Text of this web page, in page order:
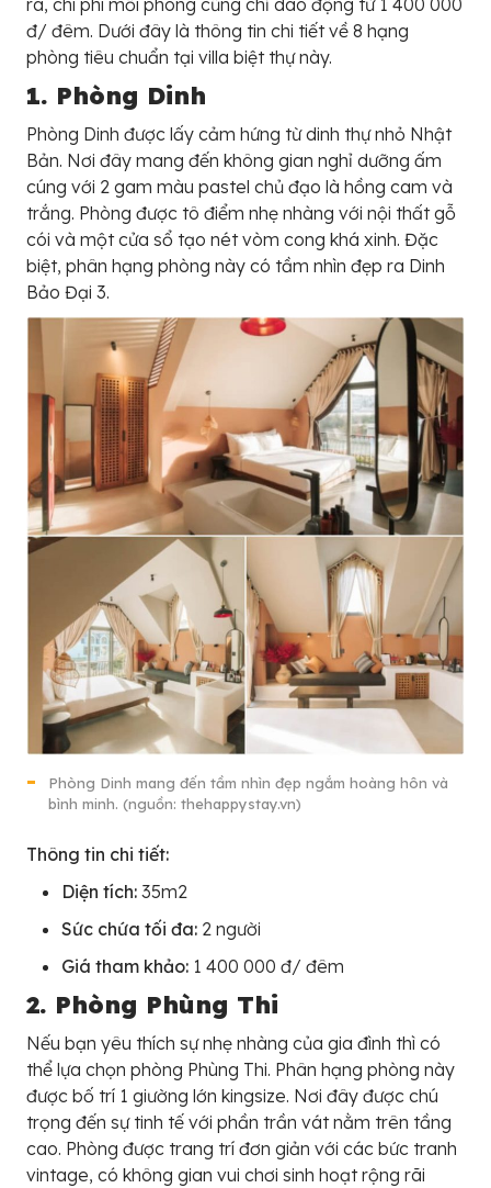
đ/ đêm. Dưới đây là thông tin chi tiết về 8 hạng
phòng tiêu chuẩn tại villa biệt thự này.
1. Phòng Dinh
Phòng Dinh được lấy cảm hứng từ dinh thự nhỏ Nhật
Bản. Nơi đây mang đến không gian nghỉ dưỡng ấm
cúng với 2 gam màu pastel chủ đạo là hồng cam và
trắng. Phòng được tô điểm nhẹ nhàng với nội thất gỗ
cói và một cửa sổ tạo nét vòm cong khá xinh. Đặc
biệt, phân hạng phòng này có tầm nhìn đẹp ra Dinh
Bảo Đại 3.
Phòng Dinh mang đến tầm nhìn đẹp ngắm hoàng hôn và
bình minh. (nguồn: thehappystay.vn)
Thông tin chi tiết:
Diện tích: 35m2
Sức chứa tối đa: 2 người
Giá tham khảo: 1 400 000 đ/ đêm
2. Phòng Phùng Thi
Nếu bạn yêu thích sự nhẹ nhàng của gia đình thì có
thể lựa chọn phòng Phùng Thi. Phân hạng phòng này
được bố trí 1 giường lớn kingsize. Nơi đây được chú
trọng đến sự tinh tế với phần trần vát nằm trên tầng
cao. Phòng được trang trí đơn giản với các bức tranh
vintage, có không gian vui chơi sinh hoạt rộng rãi